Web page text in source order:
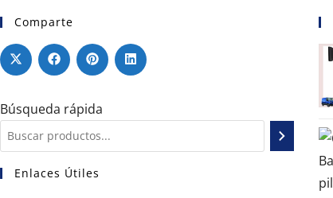
Comparte
Búsqueda rápida
Enlaces Útiles